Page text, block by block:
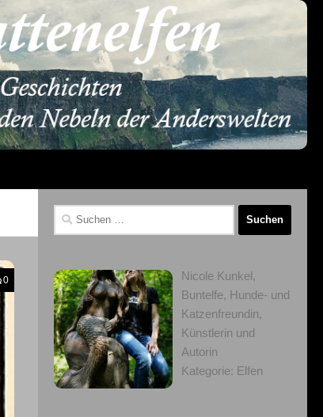
0
Suchen
nach:
Nicole Kunkel,
Buntelfe, Hunde- und
Katzenfreundin,
Künstlerin und
Autorin
Kategorie: Elfen